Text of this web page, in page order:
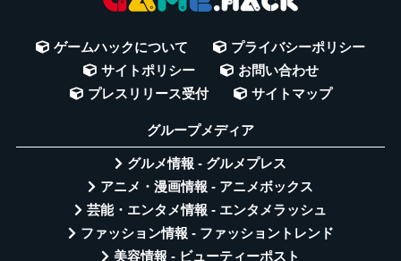
ゲームハックについて
プライバシーポリシー
サイトポリシー
お問い合わせ
プレスリリース受付
サイトマップ
グループメディア
グルメ情報 - グルメプレス
アニメ・漫画情報 - アニメボックス
芸能・エンタメ情報 - エンタメラッシュ
ファッション情報 - ファッショントレンド
美容情報 - ビューティーポスト